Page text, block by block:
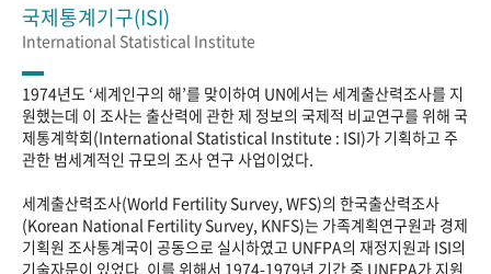
국제통계기구(ISI)
International Statistical Institute
1974년도 ‘세계인구의 해’를 맞이하여 UN에서는 세계출산력조사를 지
원했는데 이 조사는 출산력에 관한 제 정보의 국제적 비교연구를 위해 국
제통계학회(International Statistical Institute : ISI)가 기획하고 주
관한 범세계적인 규모의 조사 연구 사업이었다.
세계출산력조사(World Fertility Survey, WFS)의 한국출산력조사
(Korean National Fertility Survey, KNFS)는 가족계획연구원과 경제
기획원 조사통계국이 공동으로 실시하였고 UNFPA의 재정지원과 ISI의
기술자문이 있었다. 이를 위해서 1974-1979년 기간 중 UNFPA가 지원